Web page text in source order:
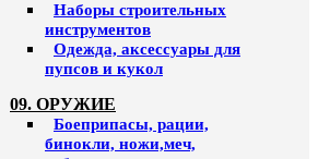
Наборы строительных
инструментов
Одежда, аксессуары для
пупсов и кукол
09. ОРУЖИЕ
Боеприпасы, рации,
бинокли, ножи,меч,